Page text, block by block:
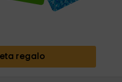
regalo